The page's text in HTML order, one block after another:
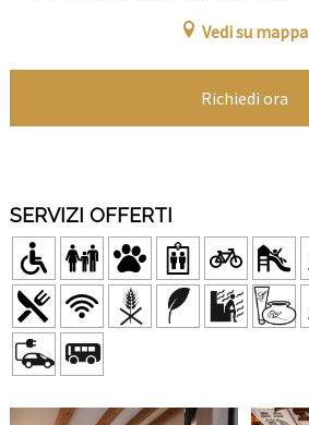
Vedi su mappa
Richiedi ora
SERVIZI OFFERTI